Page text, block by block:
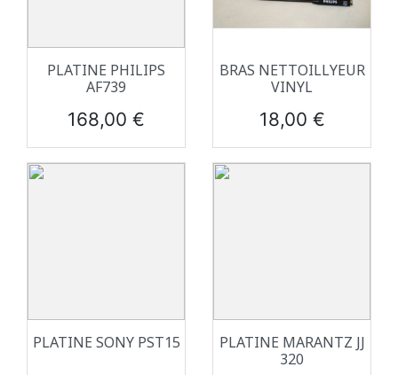
PLATINE PHILIPS
AF739
Prix
168,00 €
BRAS NETTOILLYEUR
VINYL
Prix
18,00 €
PLATINE SONY PST15
PLATINE MARANTZ JJ
320